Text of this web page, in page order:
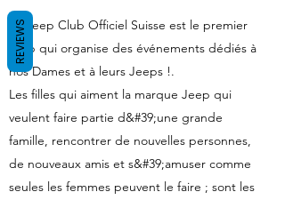
Le Jeep Club Officiel Suisse est le premier
Club qui organise des événements dédiés à
nos Dames et à leurs Jeeps !.
Les filles qui aiment la marque Jeep qui
veulent faire partie d&#39;une grande
famille, rencontrer de nouvelles personnes,
de nouveaux amis et s&#39;amuser comme
seules les femmes peuvent le faire ; sont les
REVIEWS